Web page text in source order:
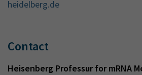
heidelberg.de
Contact
Heisenberg Professur for mRNA